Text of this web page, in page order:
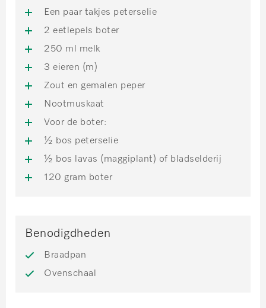
Een paar takjes peterselie
2 eetlepels boter
250 ml melk
3 eieren (m)
Zout en gemalen peper
Nootmuskaat
Voor de boter:
½ bos peterselie
½ bos lavas (maggiplant) of bladselderij
120 gram boter
Benodigdheden
Braadpan
Ovenschaal